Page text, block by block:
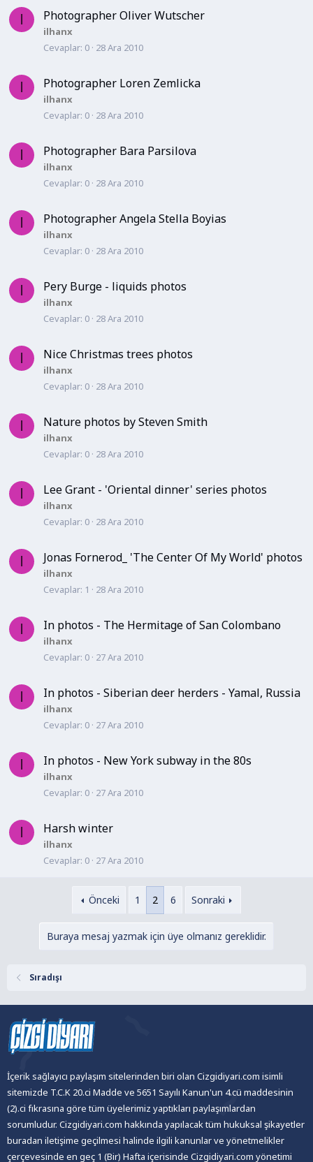
I Photographer Oliver Wutscher
ilhanx
Cevaplar 0 28 Ara 2010
I Photographer Loren Zemlicka
ilhanx
Cevaplar 0 28 Ara 2010
I Photographer Bara Parsilova
ilhanx
Cevaplar 0 28 Ara 2010
I Photographer Angela Stella Boyias
ilhanx
Cevaplar 0 28 Ara 2010
I Pery Burge - liquids photos
ilhanx
Cevaplar 0 28 Ara 2010
I Nice Christmas trees photos
ilhanx
Cevaplar 0 28 Ara 2010
I Nature photos by Steven Smith
ilhanx
Cevaplar 0 28 Ara 2010
I Lee Grant - 'Oriental dinner' series photos
ilhanx
Cevaplar 0 28 Ara 2010
I Jonas Fornerod_ 'The Center Of My World' photos
ilhanx
Cevaplar 1 28 Ara 2010
I In photos - The Hermitage of San Colombano
ilhanx
Cevaplar 0 27 Ara 2010
I In photos - Siberian deer herders - Yamal, Russia
ilhanx
Cevaplar 0 27 Ara 2010
I In photos - New York subway in the 80s
ilhanx
Cevaplar 0 27 Ara 2010
I Harsh winter
ilhanx
Cevaplar 0 27 Ara 2010
Önceki 1 2 6 Sonraki
Buraya mesaj yazmak için üye olmanız gereklidir.
Sıradışı
İçerik sağlayıcı paylaşım sitelerinden biri olan Cizgidiyari.com isimli
sitemizde T.C.K 20.ci Madde ve 5651 Sayılı Kanun'un 4.cü maddesinin
(2).ci fıkrasına göre tüm üyelerimiz yaptıkları paylaşımlardan
sorumludur. Cizgidiyari.com hakkında yapılacak tüm hukuksal şikayetler
buradan iletişime geçilmesi halinde ilgili kanunlar ve yönetmelikler
çerçevesinde en geç 1 (Bir) Hafta içerisinde Cizgidiyari.com yönetimi